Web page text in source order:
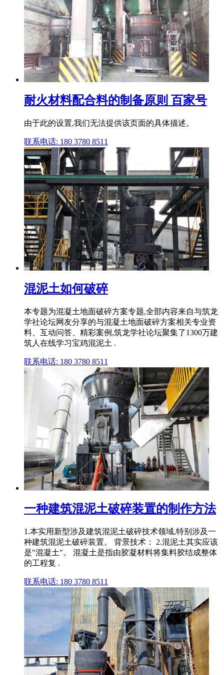
耐火材料配合料的制备原则 百家号
由于此的设置,我们无法提供该页面的具体描述。
联系电话: 180 3780 8511
混泥土如何破碎
本专题为混凝土地面破碎方案专题,全部内容来自与筑龙
学社论坛网友分享的与混凝土地面破碎方案相关专业资
料、互动问答、精彩案例,筑龙学社论坛聚集了1300万建
筑人在线学习宝鸡混泥土 .
联系电话: 180 3780 8511
一种建筑混泥土破碎装置的制作方法
1.本实用新型涉及建筑混泥土破碎技术领域,特别涉及一
种建筑混泥土破碎装置。 背景技术： 2.混泥土其实应该
是"混凝土"。 混凝土是指由胶凝材料将集料胶结成整体
的工程复 .
联系电话: 180 3780 8511